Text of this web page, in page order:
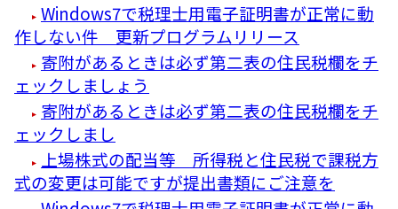
Windows7で税理士用電子証明書が正常に動
作しない件 更新プログラムリリース
寄附があるときは必ず第二表の住民税欄をチ
ェックしましょう
寄附があるときは必ず第二表の住民税欄をチ
ェックしまし
上場株式の配当等 所得税と住民税で課税方
式の変更は可能ですが提出書類にご注意を